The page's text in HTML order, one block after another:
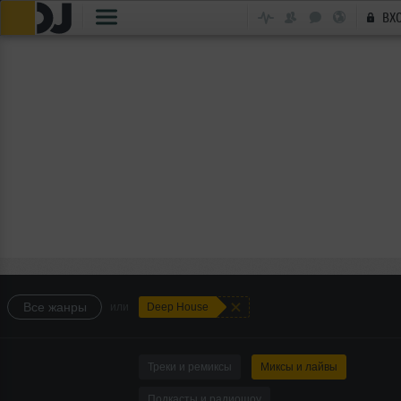
Все жанры Deep House +
Треки и ремиксы Миксы и лайвы